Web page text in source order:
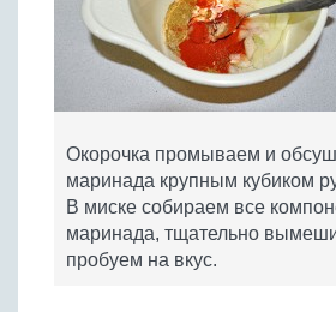
Окорочка промываем и
маринада крупным кубиком
В миске собираем все
маринада, тщательно
пробуем на вкус.